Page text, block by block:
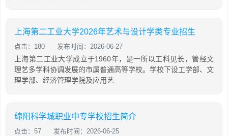
上海第二工业大学2026年艺术与设计学类专业招生
点击：180 发布时间：2026-06-27
上海第二工业大学成立于1960年，是一所以工科见长，管经文
理艺多学科协调发展的市属普通高等学校。学校下设工学部、文
理学部、经济管理学院及应用艺
绵阳科学城职业中专学校招生简介
点击：57 发布时间：2026-06-25